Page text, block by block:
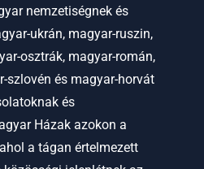
nemzetiségnek és
ukrán, magyar-ruszin,
osztrák, magyar-román,
szlovén és magyar-horvát
és
Házak azokon a
a tágan értelmezett